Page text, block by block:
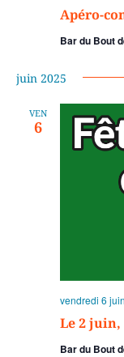
Apéro-
Bar du Bout
juin 2025
VEN
6
Le 2 juin,
vendredi 6
Bar du Bout